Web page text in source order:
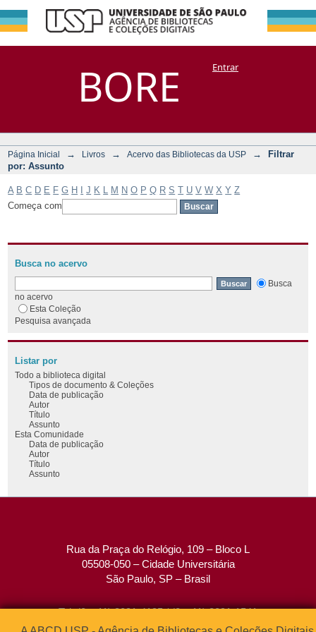
BORE
Filtrar por:
Assunto
DSpace/Manakin + CoriscoEntrar
Página Inicial → Livros → Acervo das Bibliotecas da USP →
Filtrar
por: Assunto
A B C D E F G H J K M N O P Q R S T U V W X Y Z
Começa com
Busca no acervo
Busca
no acervo
Esta Coleção
Pesquisa avançada
Listar por
Todo a biblioteca digital
Tipos de documento & Coleções
Data de publicação
Autor
Título
Assunto
Esta Comunidade
Data de publicação
Autor
Título
Assunto
Rua da Praça do Relógio, 109 – Bloco L
05508-050 – Cidade Universitária
São Paulo, SP – Brasil
Tel: (0xx11) 3091-4195 / (0xx11) 3091-1541
Fax: (0xx11) 3091-1567